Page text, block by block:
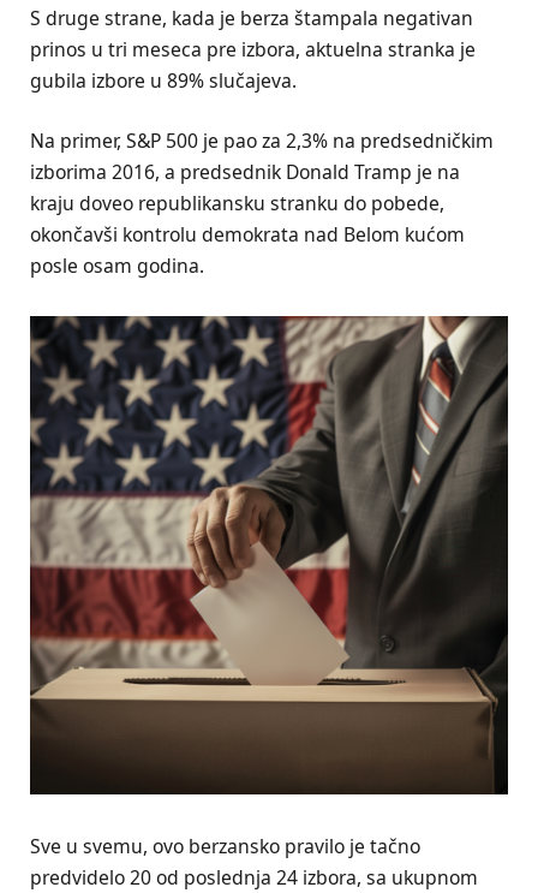
S druge strane, kada je berza štampala negativan
prinos u tri meseca pre izbora, aktuelna stranka je
gubila izbore u 89% slučajeva.
Na primer, S&P 500 je pao za 2,3% na predsedničkim
izborima 2016, a predsednik Donald Tramp je na
kraju doveo republikansku stranku do pobede,
okončavši kontrolu demokrata nad Belom kućom
posle osam godina.
Sve u svemu, ovo berzansko pravilo je tačno
predvidelo 20 od poslednja 24 izbora, sa ukupnom